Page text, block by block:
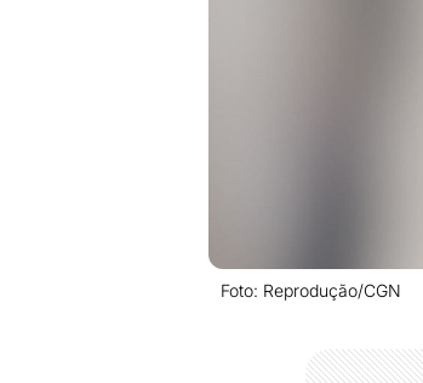
Foto: Reprodução/CGN